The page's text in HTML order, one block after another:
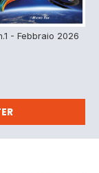
- Febbraio 2026